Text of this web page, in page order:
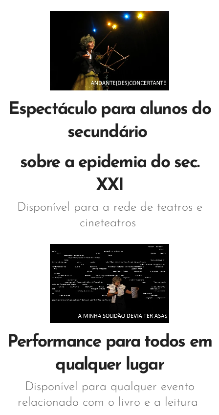
Espectáculo para alunos do
secundário
sobre a epidemia do sec.
XXI
Disponível para a rede de teatros e
cineteatros
Performance para todos em
qualquer lugar
Disponível para qualquer evento
relacionado com o livro e a leitura